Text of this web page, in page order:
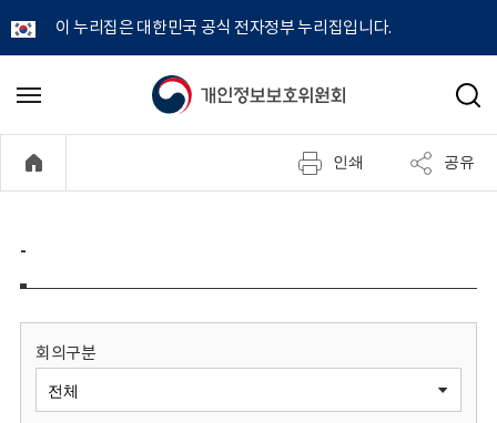
이 누리집은 대한민국 공식 전자정부 누리집입니다.
개
정
보
메
기
검
인쇄 공유
-
회의구분